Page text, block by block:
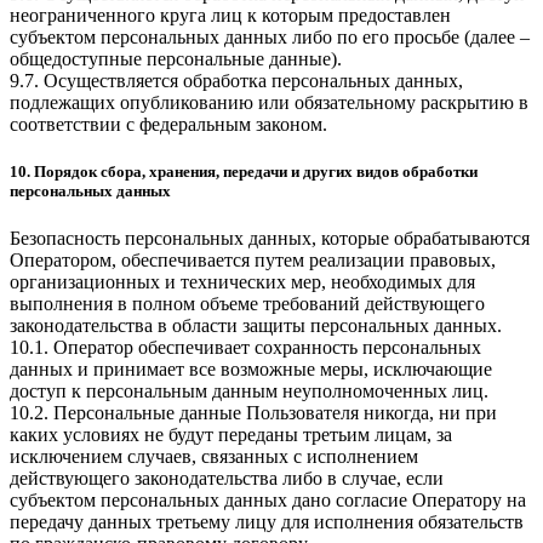
неограниченного круга лиц к которым предоставлен
субъектом персональных данных либо по его просьбе (далее –
общедоступные персональные данные).
9.7. Осуществляется обработка персональных данных,
подлежащих опубликованию или обязательному раскрытию в
соответствии с федеральным законом.
10. Порядок сбора, хранения, передачи и других видов обработки
персональных данных
Безопасность персональных данных, которые обрабатываются
Оператором, обеспечивается путем реализации правовых,
организационных и технических мер, необходимых для
выполнения в полном объеме требований действующего
законодательства в области защиты персональных данных.
10.1. Оператор обеспечивает сохранность персональных
данных и принимает все возможные меры, исключающие
доступ к персональным данным неуполномоченных лиц.
10.2. Персональные данные Пользователя никогда, ни при
каких условиях не будут переданы третьим лицам, за
исключением случаев, связанных с исполнением
действующего законодательства либо в случае, если
субъектом персональных данных дано согласие Оператору на
передачу данных третьему лицу для исполнения обязательств